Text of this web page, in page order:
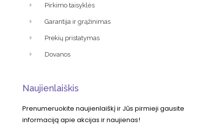
Pirkimo taisyklės
Garantija ir grąžinimas
Prekių pristatymas
Dovanos
Naujienlaiškis
Prenumeruokite naujienlaiškį ir Jūs pirmieji gausite
informaciją apie akcijas ir naujienas!